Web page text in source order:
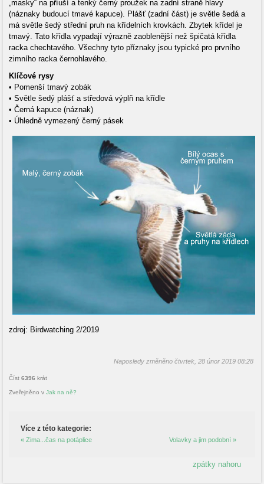
„masky“ na příuší a tenký černý proužek na zadní straně hlavy
(náznaky budoucí tmavé kapuce). Plášť (zadní část) je světle šedá a
má světle šedý střední pruh na křídelních krovkách. Zbytek křídel je
tmavý. Tato křídla vypadají výrazně zaoblenější než špičatá křídla
racka chechtavého. Všechny tyto příznaky jsou typické pro prvního
zimního racka černohlavého.
Klíčové rysy
• Pomenší tmavý zobák
• Světle šedý plášť a středová výplň na křídle
• Černá kapuce (náznak)
• Úhledně vymezený černý pásek
zdroj: Birdwatching 2/2019
Naposledy změněno čtvrtek, 28 únor 2019 08:28
Číst 6396 krát
Zveřejněno v Jak na ně?
Více z této kategorie:
« Zima...čas na potáplice Volavky a jim podobní »
zpátky nahoru